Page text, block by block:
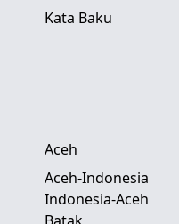
Kata Baku
Aceh
Aceh-Indonesia
Indonesia-Aceh